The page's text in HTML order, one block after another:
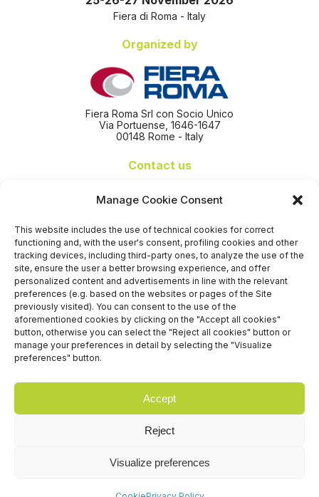
Manage Cookie Consent
This website includes the use of technical cookies for correct
functioning and, with the user's consent, profiling cookies and other
tracking devices, including third-party ones, to analyze the use of the
site, ensure the user a better browsing experience, and offer
personalized content and advertisements in line with the relevant
preferences (e.g. based on the websites or pages of the Site
previously visited). You can consent to the use of the
aforementioned cookies by clicking on the "Accept all cookies"
button, otherwise you can select the "Reject all cookies" button or
manage your preferences in detail by selecting the "Visualize
preferences" button.
Accept
Reject
Visualize preferences
Fiera di Roma - Italy
Organized by
Fiera Roma Srl con Socio Unico
Via Portuense, 1646-1647
00148 Rome - Italy
Contact us
info@nseexpoforum.com
sales@nseexpoforum.com
press@nseexpoforum.com
Certified by
07540411001 -Cookie-Privacy Policy